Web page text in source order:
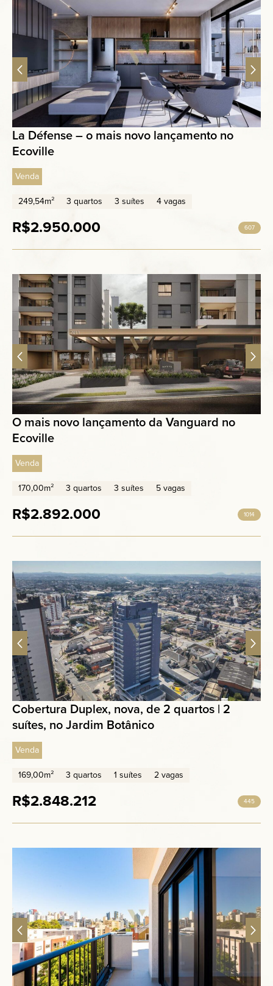
La Défense – o mais novo lançamento no
Ecoville
Venda
249,54m²
3 quartos 3 suítes 4 vagas
R$2.950.000 607
O mais novo lançamento da Vanguard no
Ecoville
Venda
170,00m²
3 quartos 3 suítes 5 vagas
R$2.892.000 1014
Cobertura Duplex, nova, de 2 quartos | 2
suítes, no Jardim Botânico
Venda
169,00m²
3 quartos 1 suítes 2 vagas
R$2.848.212 445